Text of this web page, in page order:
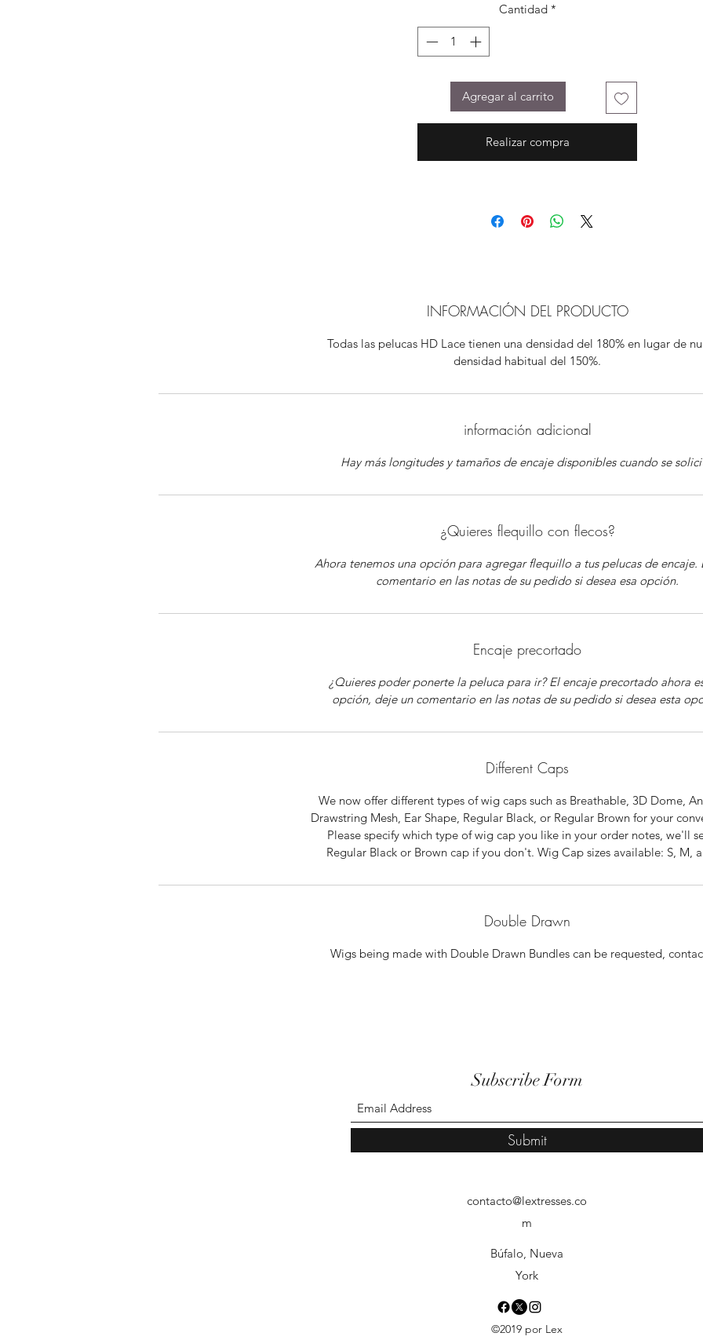
Cantidad *
Agregar al carrito
Realizar compra
INFORMACIÓN DEL PRODUCTO
Todas las pelucas HD Lace tienen una densidad del 180% en lugar de
densidad habitual del 150%.
información adicional
Hay más longitudes y tamaños de encaje disponibles cuando se
¿Quieres flequillo con flecos?
Ahora tenemos una opción para agregar flequillo a tus pelucas de encaje.
comentario en las notas de su pedido si desea esa opción.
Encaje precortado
¿Quieres poder ponerte la peluca para ir? El encaje precortado ahora
opción, deje un comentario en las notas de su pedido si desea esta
Different Caps
We now offer different types of wig caps such as Breathable, 3D Dome,
Drawstring Mesh, Ear Shape, Regular Black, or Regular Brown for your
Please specify which type of wig cap you like in your order notes, we'll
Regular Black or Brown cap if you don't. Wig Cap sizes available: S, M,
Double Drawn
Wigs being made with Double Drawn Bundles can be requested,
Subscribe Form
Submit
contacto@lextresses.co
m
Búfalo, Nueva
York
©2019 por Lex